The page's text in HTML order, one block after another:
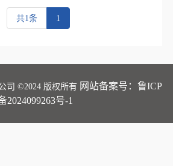
共1条 1
司 ©2024 版权所有 网站备案号：鲁ICP
2024099263号-1